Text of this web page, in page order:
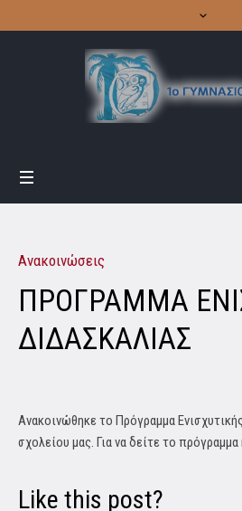
Ανακοινώσεις
ΠΡΟΓΡΑΜΜΑ
ΔΙΔΑΣΚΑΛΙΑΣ
Ανακοινώθηκε το Πρόγραμμα
σχολείου μας. Για να δείτε το πρόγραμμα
Like this post?